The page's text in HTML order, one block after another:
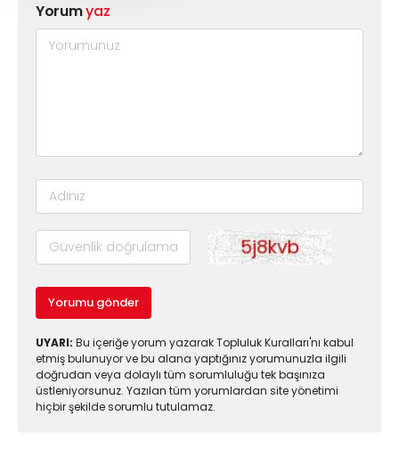
Yorumyaz
Yorumu gönder
UYARI: Bu içeriğe yorum yazarak Topluluk Kuralları'nı kabul
etmiş bulunuyor ve bu alana yaptığınız yorumunuzla ilgili
doğrudan veya dolaylı tüm sorumluluğu tek başınıza
üstleniyorsunuz. Yazılan tüm yorumlardan site yönetimi
hiçbir şekilde sorumlu tutulamaz.